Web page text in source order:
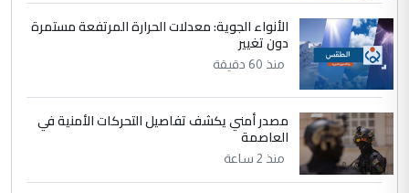
الموضوع :
بين الإهمال واغتصاب الأرض.. بلاد
الرافدين تعاني الجفاف والتصحر!!
الأنواء الجوية: معدلات الحرارة المرتفعة مستمرة
دون تغيير
منذ 60 دقيقة
مصدر أمني يكشف تفاصيل التحركات الأمنية في
العاصمة
منذ 2 ساعة